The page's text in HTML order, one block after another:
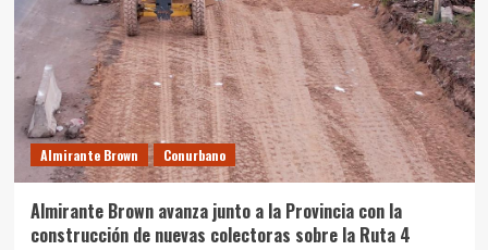
Almirante Brown Conurbano
Almirante Brown avanza junto a la Provincia con la
construcción de nuevas colectoras sobre la Ruta 4